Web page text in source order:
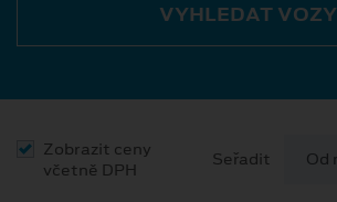
VYHLEDAT VOZY
Zobrazit ceny
včetně DPH
Seřadit